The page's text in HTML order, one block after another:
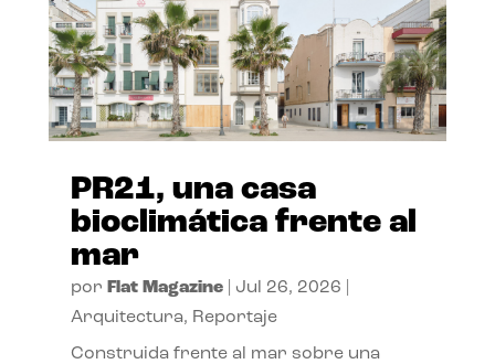
PR21, una casa
bioclimática frente al
mar
por Flat Magazine| Jul 26, 2026
Arquitectura, Reportaje
Construida frente al mar sobre una